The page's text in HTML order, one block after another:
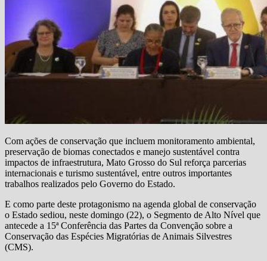
Com ações de conservação que incluem monitoramento ambiental,
preservação de biomas conectados e manejo sustentável contra
impactos de infraestrutura, Mato Grosso do Sul reforça parcerias
internacionais e turismo sustentável, entre outros importantes
trabalhos realizados pelo Governo do Estado.
E como parte deste protagonismo na agenda global de conservação
o Estado sediou, neste domingo (22), o Segmento de Alto Nível que
antecede a 15ª Conferência das Partes da Convenção sobre a
Conservação das Espécies Migratórias de Animais Silvestres
(CMS).